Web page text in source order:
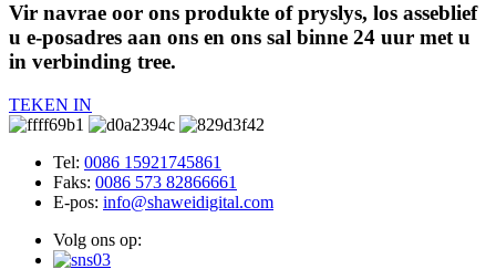
Vir navrae oor ons produkte of pryslys, los asseblief
u e-posadres aan ons en ons sal binne 24 uur met u
in verbinding tree.
TEKEN IN
Tel: 0086 15921745861
Faks: 0086 573 82866661
E-pos: info@shaweidigital.com
Volg ons op: